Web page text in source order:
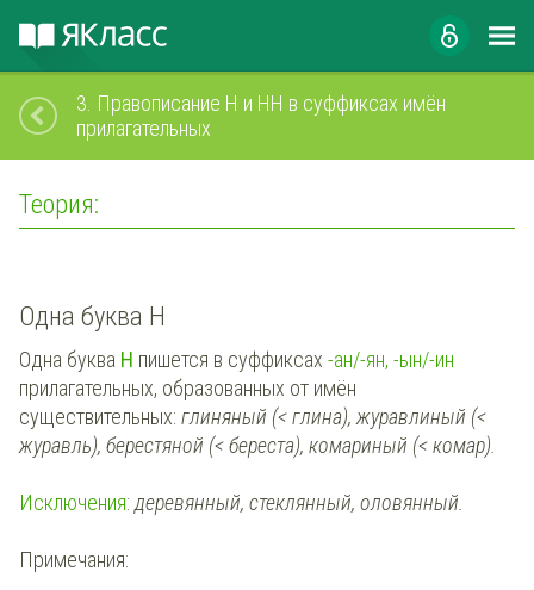
3. Правописание Н и НН в суффиксах имён
прилагательных
Теория:
Одна буква Н
Одна буква Н пишется в суффиксах -ан/-ян, -ын/-ин
прилагательных, образованных от имён
существительных: глиняный (< глина), журавлиный (<
журавль), берестяной (< береста), комариный (< комар).
Исключения: деревянный, стеклянный, оловянный.
Примечания: